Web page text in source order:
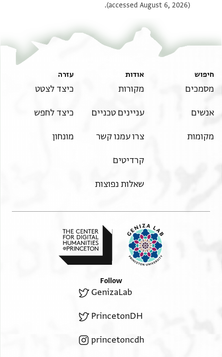
(accessed August 6, 2026).
חיפוש
מסמכים
אנשים
מקומות
אודות
מקורות
עניינים טכניים
צרו עמנו קשר
קרדיטים
שאלות נפוצות
עזרה
כיצד לצטט
כיצד לחפש
מונחון
Follow
GenizaLab
PrincetonDH
princetoncdh